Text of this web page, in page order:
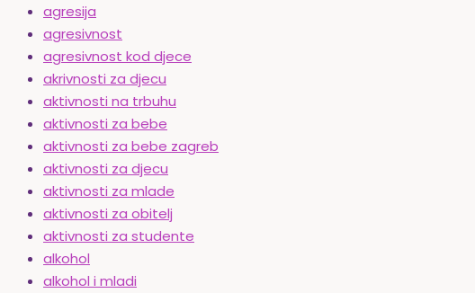
agresija
agresivnost
agresivnost kod djece
akrivnosti za djecu
aktivnosti na trbuhu
aktivnosti za bebe
aktivnosti za bebe zagreb
aktivnosti za djecu
aktivnosti za mlade
aktivnosti za obitelj
aktivnosti za studente
alkohol
alkohol i mladi